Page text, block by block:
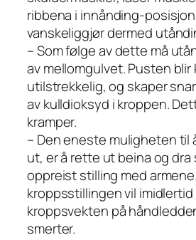
ribbena i innånding-
vanskeliggjør dermed
– Som følge av dette må
av mellomgulvet. Pusten blir
utilstrekkelig, og skaper
av kulldioksyd i kroppen.
kramper.
– Den eneste muligheten til
ut, er å rette ut beina og dra
oppreist stilling med
kroppsstillingen vil
kroppsvekten på
smerter.